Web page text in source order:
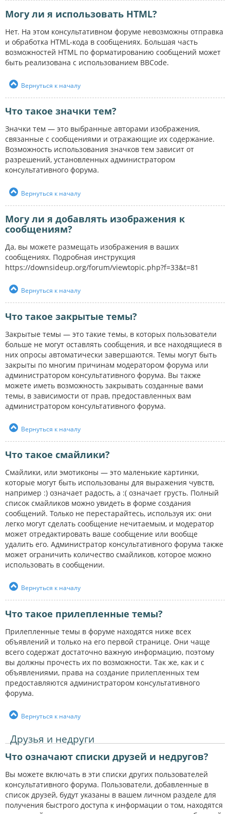
Могу ли я использовать HTML?
Нет. На этом консультативном форуме невозможны отправка
и обработка HTML-кода в сообщениях. Большая часть
возможностей HTML по форматированию сообщений может
быть реализована с использованием BBCode.
Вернуться к началу
Что такое значки тем?
Значки тем — это выбранные авторами изображения,
связанные с сообщениями и отражающие их содержание.
Возможность использования значков тем зависит от
разрешений, установленных администратором
консультативного форума.
Вернуться к началу
Могу ли я добавлять изображения к
сообщениям?
Да, вы можете размещать изображения в ваших
сообщениях. Подробная инструкция
https://downsideup.org/forum/viewtopic.php?f=33&t=81
Вернуться к началу
Что такое закрытые темы?
Закрытые темы — это такие темы, в которых пользователи
больше не могут оставлять сообщения, и все находящиеся в
них опросы автоматически завершаются. Темы могут быть
закрыты по многим причинам модератором форума или
администратором консультативного форума. Вы также
можете иметь возможность закрывать созданные вами
темы, в зависимости от прав, предоставленных вам
администратором консультативного форума.
Вернуться к началу
Что такое смайлики?
Смайлики, или эмотиконы — это маленькие картинки,
которые могут быть использованы для выражения чувств,
например :) означает радость, а :( означает грусть. Полный
список смайликов можно увидеть в форме создания
сообщений. Только не перестарайтесь, используя их: они
легко могут сделать сообщение нечитаемым, и модератор
может отредактировать ваше сообщение или вообще
удалить его. Администратор консультативного форума также
может ограничить количество смайликов, которое можно
использовать в сообщении.
Вернуться к началу
Что такое прилепленные темы?
Прилепленные темы в форуме находятся ниже всех
объявлений и только на его первой странице. Они чаще
всего содержат достаточно важную информацию, поэтому
вы должны прочесть их по возможности. Так же, как и с
объявлениями, права на создание прилепленных тем
предоставляются администратором консультативного
форума.
Вернуться к началу
Друзья и недруги
Что означают списки друзей и недругов?
Вы можете включать в эти списки других пользователей
консультативного форума. Пользователи, добавленные в
список друзей, будут указаны в вашем личном разделе для
получения быстрого доступа к информации о том, находятся